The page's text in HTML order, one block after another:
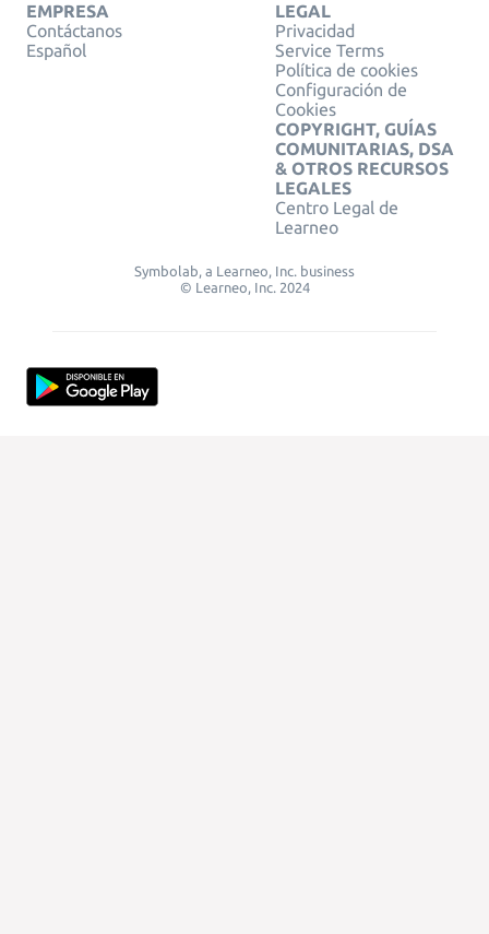
EMPRESA
Contáctanos
Español
LEGAL
Privacidad
Service Terms
Política de cookies
Configuración de
Cookies
COPYRIGHT, GUÍAS
COMUNITARIAS, DSA
& OTROS RECURSOS
LEGALES
Centro Legal de
Learneo
Symbolab, a Learneo, Inc. business
© Learneo, Inc. 2024